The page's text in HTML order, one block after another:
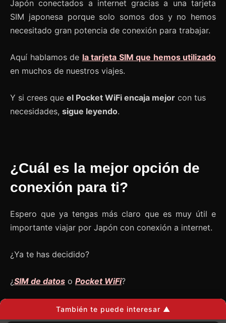
Japón conectados a internet gracias a una tarjeta
SIM japonesa porque solo somos dos y no hemos
necesitado gran potencia de conexión para trabajar.
Aquí hablamos de la tarjeta SIM que hemos utilizado
en muchos de nuestros viajes.
Y si crees que el Pocket WiFi encaja mejor con tus
necesidades, sigue leyendo.
¿Cuál es la mejor opción de
conexión para ti?
Espero que ya tengas más claro que es muy útil e
importante viajar por Japón con conexión a internet.
¿Ya te has decidido?
¿SIM de datos o Pocket WiFi?
Si aún no lo tienes claro, lee nuestro artículo sobre
También te puede interesar ▲